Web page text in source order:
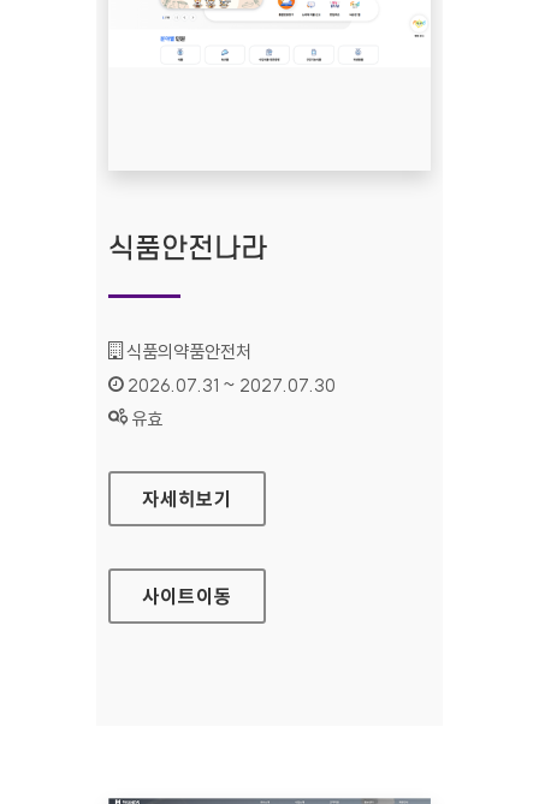
식품안전나라
기관명 :
식품의약품안전처
인증기간 :
2026.07.31 ~ 2027.07.30
상태 :
유효
식품안전나라
자세히보기
사이트이동